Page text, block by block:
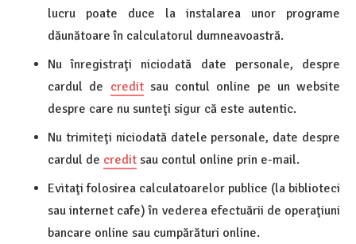
lucru poate duce la instalarea unor programe
dăunătoare în calculatorul dumneavoastră.
Nu înregistraţi niciodată date personale, despre
cardul de creditsau contul online pe un website
despre care nu sunteţi sigur că este autentic.
Nu trimiteţi niciodată datele personale, date despre
cardul de credit sau contul online prin e-mail.
Evitaţi folosirea calculatoarelor publice (la biblioteci
sau internet cafe) în vederea efectuării de operaţiuni
bancare online sau cumpărături online.